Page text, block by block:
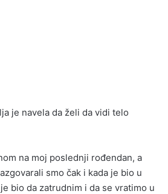
je navela da želi da vidi telo
na moj poslednji rođendan, a
smo čak i kada je bio u
bio da zatrudnim i da se vratimo u